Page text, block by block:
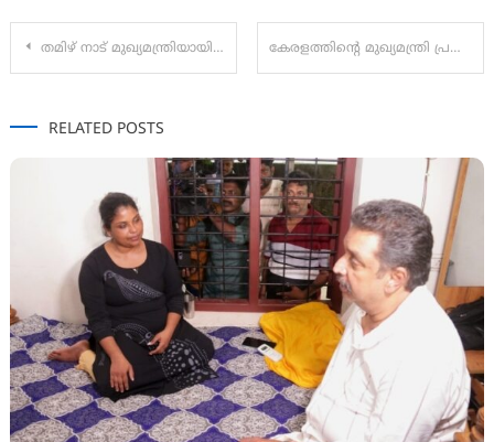
Post
തമിഴ് നാട് മുഖ്യമന്ത്രിയായി വിജയ് സത്യപ്രതിജ്ഞ ചെയ്തു കേരളത്തിന്റെ മുഖ്യമന്ത്രി പ്രഖ്യാപനം നാളെ :
RELATED POSTS